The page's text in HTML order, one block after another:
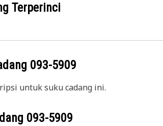
Terperinci
093-5909
untuk suku cadang ini.
093-5909